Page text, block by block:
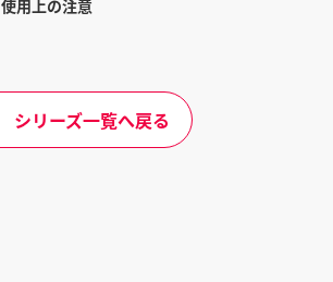
使用上の注意
シリーズ一覧へ戻る